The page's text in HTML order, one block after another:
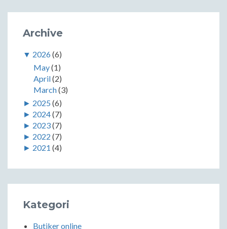
Archive
▼ 2026(6)
May(1)
April(2)
March(3)
► 2025 (6)
► 2024(7)
► 2023(7)
► 2022 (7)
► 2021 (4)
Kategori
Butiker online